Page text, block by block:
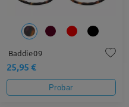
Baddie09
25,95 €
Probar